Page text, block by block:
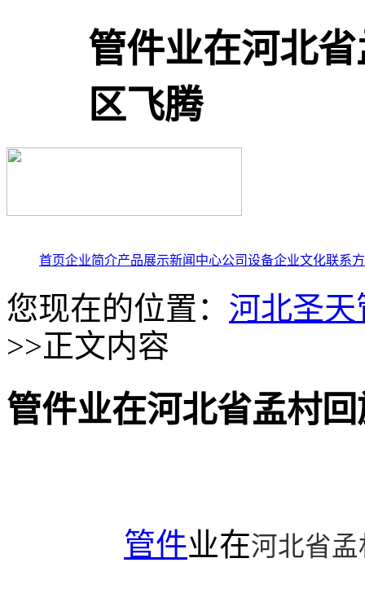
管件业在河北
区飞腾
首页企业简介产品展示新闻中心公司设备企业文化联系
您现在的位置： 河北圣
>>正文内容
管件业在河北省孟村
管件业在河北省